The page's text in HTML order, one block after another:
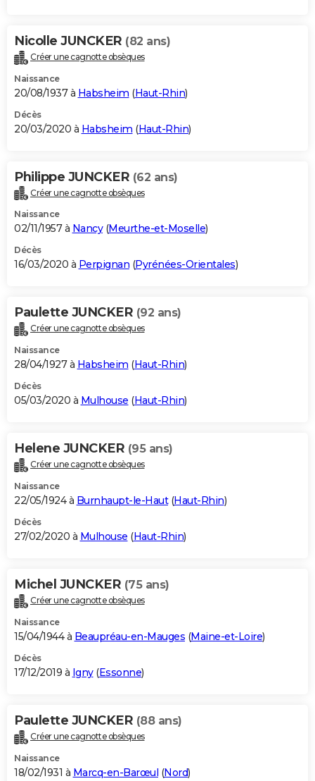
Nicolle JUNCKER (82 ans)
Créer une cagnotte obsèques
Naissance
20/08/1937 à Habsheim (Haut-Rhin)
Décès
20/03/2020 à Habsheim (Haut-Rhin)
Philippe JUNCKER (62 ans)
Créer une cagnotte obsèques
Naissance
02/11/1957 à Nancy(Meurthe-et-Moselle)
Décès
16/03/2020 à Perpignan (Pyrénées-Orientales)
Paulette JUNCKER (92 ans)
Créer une cagnotte obsèques
Naissance
28/04/1927 à Habsheim (Haut-Rhin)
Décès
05/03/2020 à Mulhouse (Haut-Rhin)
Helene JUNCKER (95 ans)
Créer une cagnotte obsèques
Naissance
22/05/1924 à Burnhaupt-le-Haut(Haut-Rhin)
Décès
27/02/2020 à Mulhouse (Haut-Rhin)
Michel JUNCKER (75 ans)
Créer une cagnotte obsèques
Naissance
15/04/1944 à Beaupréau-en-Mauges (Maine-et-Loire)
Décès
17/12/2019 à Igny(Essonne)
Paulette JUNCKER (88 ans)
Créer une cagnotte obsèques
Naissance
18/02/1931 à Marcq-en-Barœul (Nord)